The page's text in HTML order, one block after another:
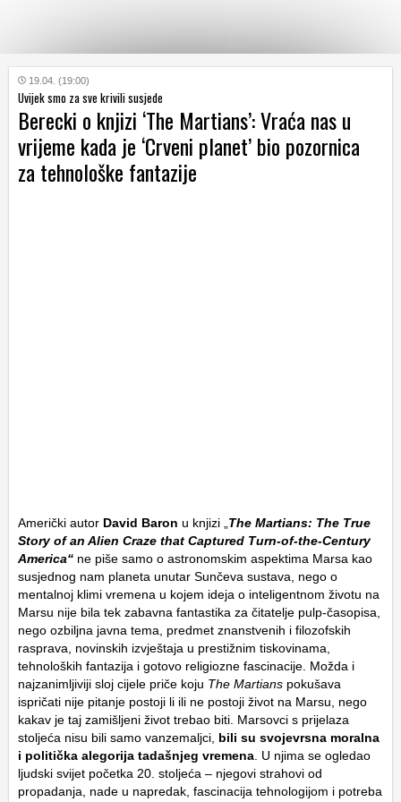
KATEGORIJE
HRVATSKI
WEB
19.04. (19:00)
Uvijek smo za sve krivili susjede
Berecki o knjizi ‘The Martians’: Vraća nas u
vrijeme kada je ‘Crveni planet’ bio pozornica
za tehnološke fantazije
Američki autor David Baron u knjizi „ The Martians: The True
Story of an Alien Craze that Captured Turn-of-the-Century
America“ ne piše samo o astronomskim aspektima Marsa kao
susjednog nam planeta unutar Sunčeva sustava, nego o
mentalnoj klimi vremena u kojem ideja o inteligentnom životu na
Marsu nije bila tek zabavna fantastika za čitatelje pulp-časopisa,
nego ozbiljna javna tema, predmet znanstvenih i filozofskih
rasprava, novinskih izvještaja u prestižnim tiskovinama,
tehnoloških fantazija i gotovo religiozne fascinacije. Možda i
najzanimljiviji sloj cijele priče koju The Martians pokušava
ispričati nije pitanje postoji li ili ne postoji život na Marsu, nego
kakav je taj zamišljeni život trebao biti. Marsovci s prijelaza
stoljeća nisu bili samo vanzemaljci, bili su svojevrsna moralna
i politička alegorija tadašnjeg vremena . U njima se ogledao
ljudski svijet početka 20. stoljeća – njegovi strahovi od
propadanja, nade u napredak, fascinacija tehnologijom i potreba